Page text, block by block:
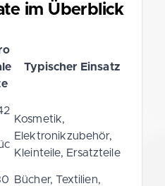
im Überblick
Typischer Einsatz
Kosmetik,
Elektronikzubehör,
Kleinteile, Ersatzteile
Bücher, Textilien,